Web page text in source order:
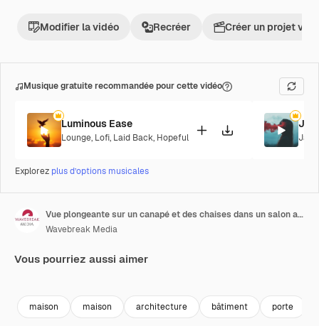
Modifier la vidéo Recréer Créer un projet
Musique gratuite recommandée pour cette vidéo
Luminous Ease
Lounge, Lofi, Laid Back, Hopeful Jazz
Explorez plus d’options musicales
Vue plongeante sur un canapé et des chaises dans un salon avec des portes donnant sur une terrasse, espace de copie, ralenti
Wavebreak Media
Vous pourriez aussi aimer
maison maison architecture bâtiment porte